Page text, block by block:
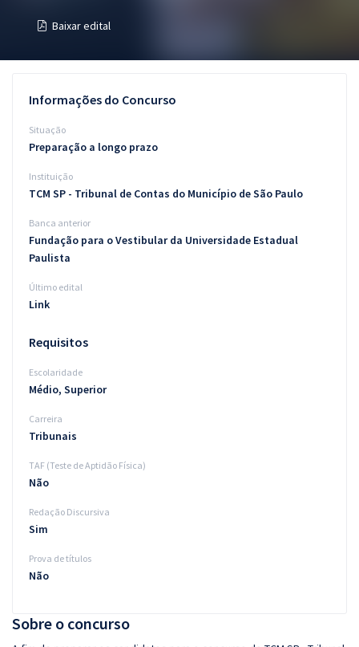
Questões grátis
Conteúdo gratuito
Aprovados
Atendimento
Baixar edital
Sobre o concurso
Informações do Concurso
Situação
Preparação a longo prazo
Instituição
TCM SP - Tribunal de Contas do Município de São Paulo
Banca anterior
Fundação para o Vestibular da Universidade Estadual
Paulista
Último edital
Link
Requisitos
Escolaridade
Médio, Superior
Carreira
Tribunais
TAF (Teste de Aptidão Física)
Não
Redação Discursiva
Sim
Prova de títulos
Não